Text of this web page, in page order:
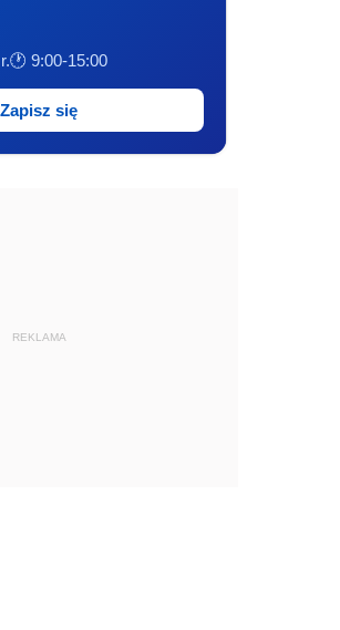
🕐 9:00-15:00
Zapisz się
REKLAMA